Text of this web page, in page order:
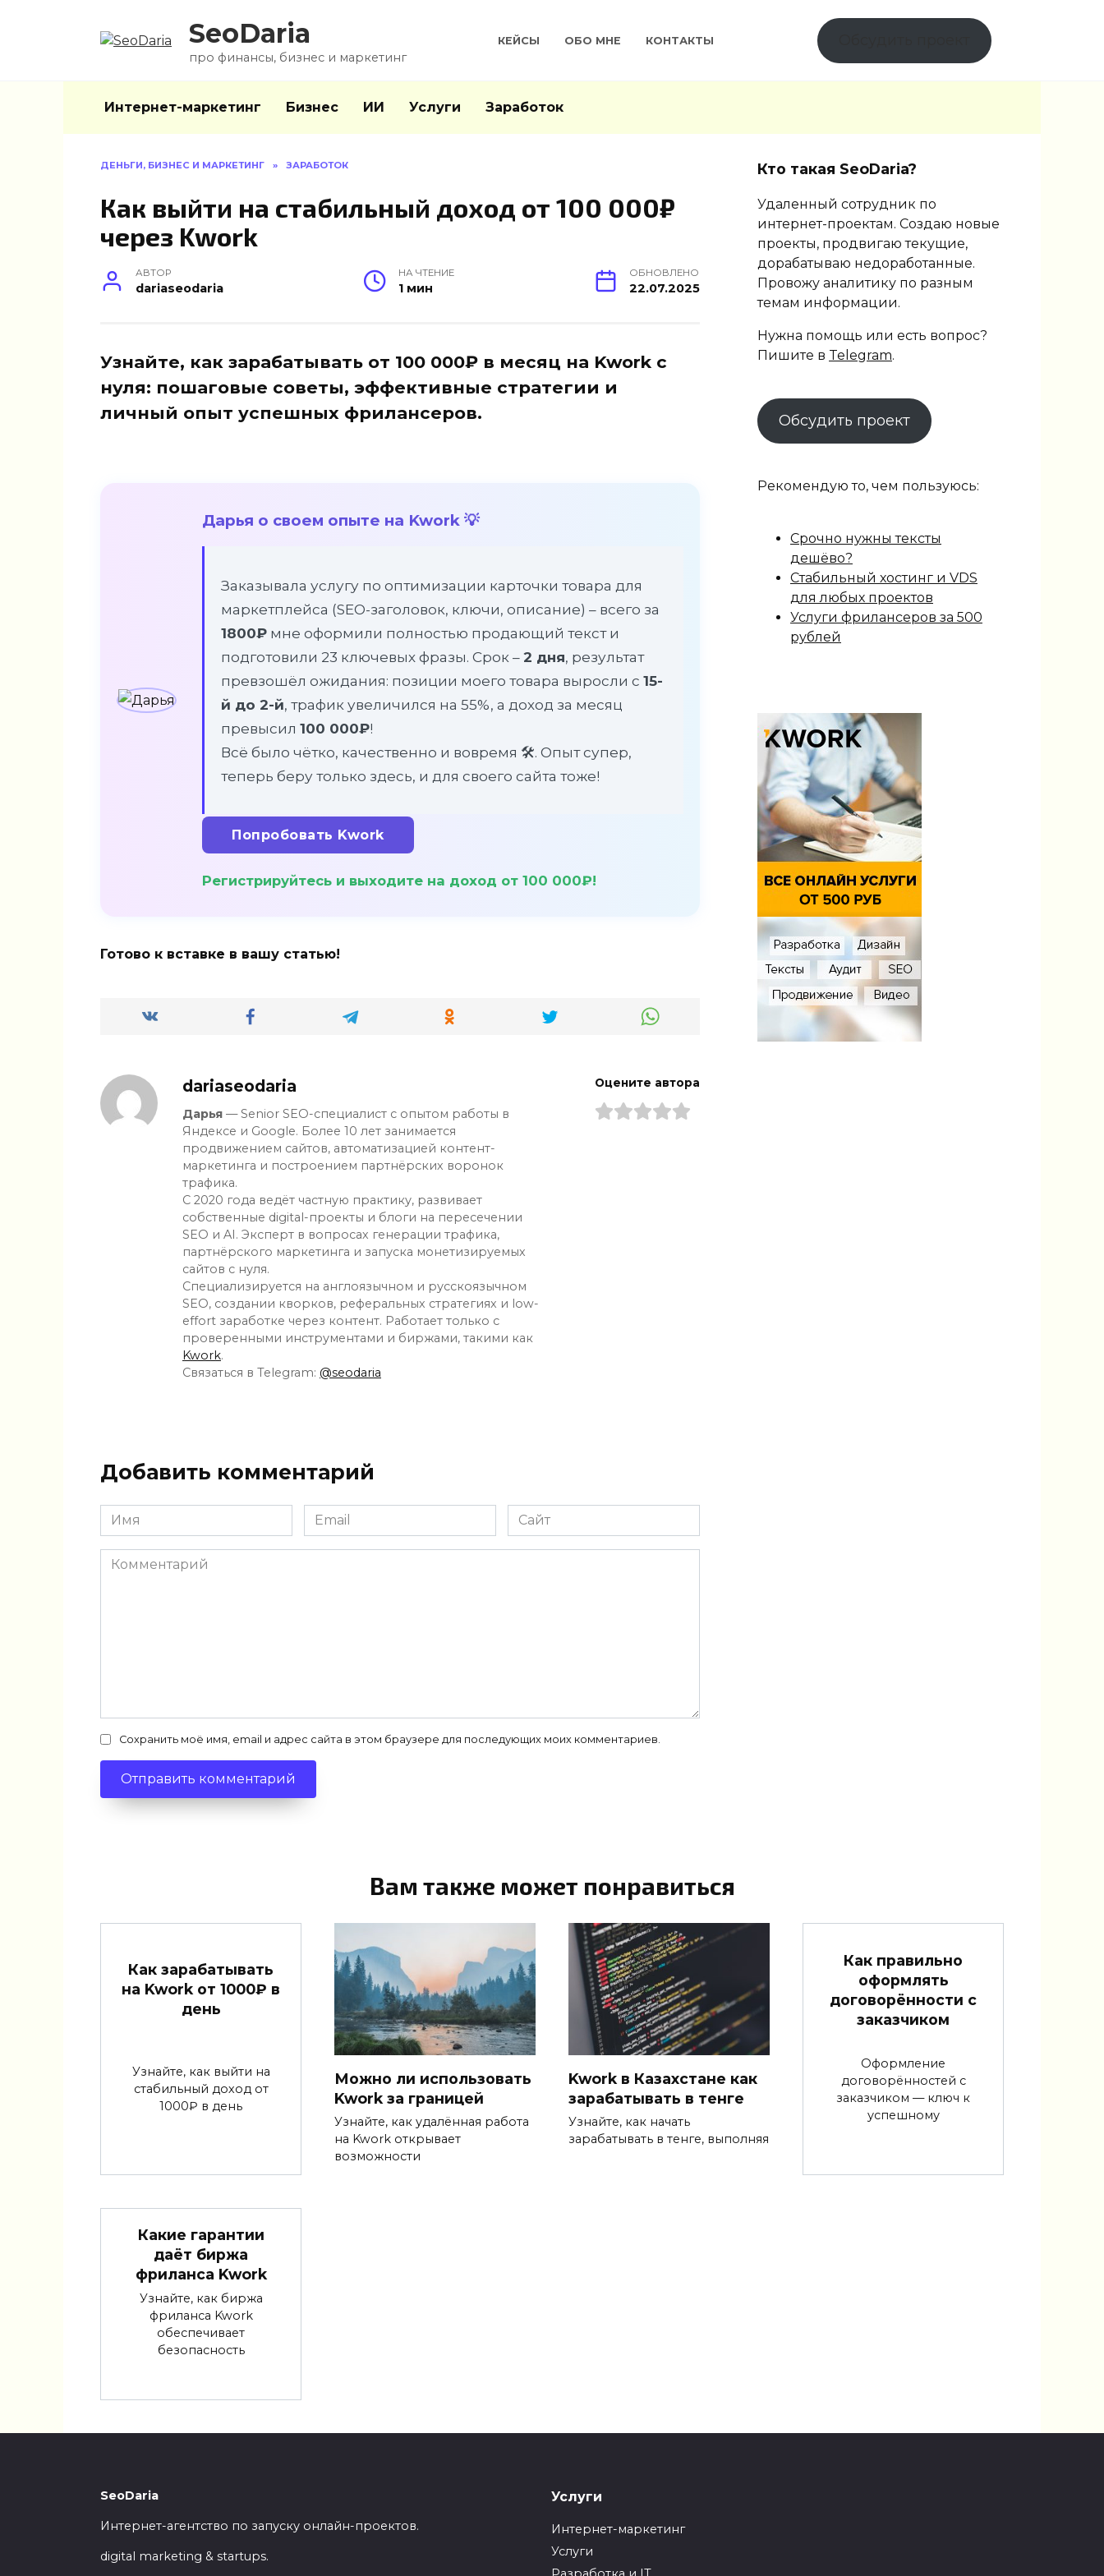
SeoDaria
про финансы, бизнес и маркетинг
КЕЙСЫ ОБО МНЕ КОНТАКТЫ
Интернет-маркетинг Бизнес ИИ Услуги Заработок
ДЕНЬГИ, БИЗНЕС И МАРКЕТИНГ » ЗАРАБОТОК
Как выйти на стабильный доход от 100 000₽
через Kwork
АВТОР
dariaseodaria
НА ЧТЕНИЕ
1 мин
ОБНОВЛЕНО
22.07.2025
Узнайте, как зарабатывать от 100 000₽ в месяц на Kwork с
нуля: пошаговые советы, эффективные стратегии и
личный опыт успешных фрилансеров.
Дарья о своем опыте на Kwork 💡
Заказывала услугу по оптимизации карточки товара для
маркетплейса (SEO-заголовок, ключи, описание) – всего за
1800₽ мне оформили полностью продающий текст и
подготовили 23 ключевых фразы. Срок –2 дня, результат
превзошёл ожидания: позиции моего товара выросли с 15-
й до 2-й, трафик увеличился на 55%, а доход за месяц
превысил 100 000₽!
Всё было чётко, качественно и вовремя 🛠️. Опыт супер,
теперь беру только здесь, и для своего сайта тоже!
Попробовать Kwork
Регистрируйтесь и выходите на доход от 100 000₽!
Готово к вставке в вашу статью!
dariaseodaria
Дарья — Senior SEO-специалист с опытом работы в
Яндексе и Google. Более 10 лет занимается
продвижением сайтов, автоматизацией контент-
маркетинга и построением партнёрских воронок
трафика.
С 2020 года ведёт частную практику, развивает
собственные digital-проекты и блоги на пересечении
SEO и AI. Эксперт в вопросах генерации трафика,
партнёрского маркетинга и запуска монетизируемых
сайтов с нуля.
Специализируется на англоязычном и русскоязычном
SEO, создании кворков, реферальных стратегиях и low-
effort заработке через контент. Работает только с
проверенными инструментами и биржами, такими как
Kwork.
Связаться в Telegram: @seodaria
Оцените автора
Добавить комментарий
Имя
*
Email
*
Сайт
Комментарий
Сохранить моё имя, email и адрес сайта в этом браузере для последующих моих комментариев.
Кто такая SeoDaria?
Удаленный сотрудник по
интернет-проектам. Создаю новые
проекты, продвигаю текущие,
дорабатываю недоработанные.
Провожу аналитику по разным
темам информации.
Нужна помощь или есть вопрос?
Пишите в Telegram.
Обсудить проект
Рекомендую то, чем пользуюсь:
Срочно нужны тексты
дешёво?
Стабильный хостинг и VDS
для любых проектов
Услуги фрилансеров за 500
рублей
Вам также может понравиться
Как зарабатывать
на Kwork от 1000₽ в
день
Узнайте, как выйти на
стабильный доход от
1000₽ в день
Можно ли использовать
Kwork за границей
Узнайте, как удалённая работа
на Kwork открывает
возможности
Kwork в Казахстане как
зарабатывать в тенге
Узнайте, как начать
зарабатывать в тенге, выполняя
Как правильно
оформлять
договорённости с
заказчиком
Оформление
договорённостей с
заказчиком — ключ к
успешному
Какие гарантии
даёт биржа
фриланса Kwork
Узнайте, как биржа
фриланса Kwork
обеспечивает
безопасность
SeoDaria
Интернет-агентство по запуску онлайн-проектов.
digital marketing & startups.
Услуги
Интернет-маркетинг
Услуги